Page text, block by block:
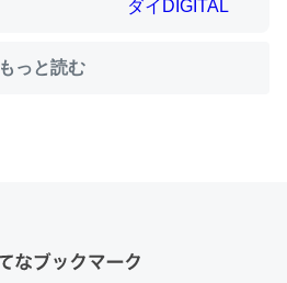
もっと読む